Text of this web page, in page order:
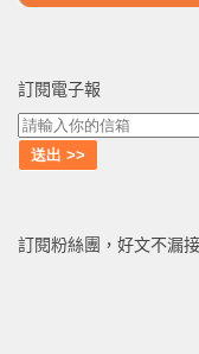
訂閱電子報
訂閱粉絲團，好文不漏接